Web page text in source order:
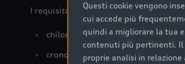
I requisiti fondamentali da
›
chilometraggio: un valore
›
cronologia dei tagliandi: una
Questi cookie vengono
cui accede più
quindi a migliorare la tua
contenuti più pertinenti. Il
proprie analisi in